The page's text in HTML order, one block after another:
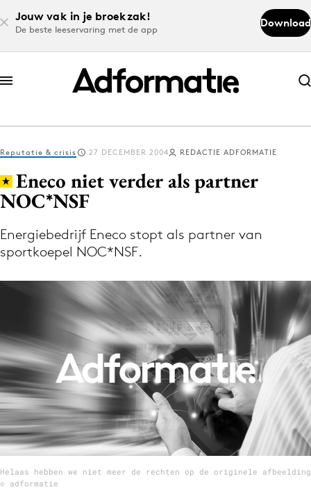
Jouw vak in je broekzak!
De beste leeservaring met de app
Download
Abonneer nu
Abonneer nu
Log in
Volg het laatste nieuws via de Adformatie
Nieuws app
Menu
Home
9 sept: GenAI-training
12 nov: MarketingLive!
Adverteren
Events
Reputatie & crisis 27 DECEMBER 2004 REDACTIE ADFORMATIE
Eneco niet verder als partner
NOC*NSF
Energiebedrijf Eneco stopt als partner van
sportkoepel NOC*NSF.
Helaas hebben we niet meer de rechten op de originele afbeelding
© adformatie